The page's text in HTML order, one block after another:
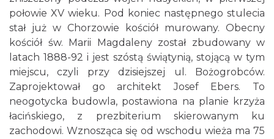
połowie XV wieku. Pod koniec następnego stulecia
stał już w Chorzowie kościół murowany. Obecny
kościół św. Marii Magdaleny został zbudowany w
latach 1888-92 i jest szóstą świątynią, stojącą w tym
miejscu, czyli przy dzisiejszej ul. Bożogrobców.
Zaprojektował go architekt Josef Ebers. To
neogotycka budowla, postawiona na planie krzyża
łacińskiego, z prezbiterium skierowanym ku
zachodowi. Wznosząca się od wschodu wieża ma 75